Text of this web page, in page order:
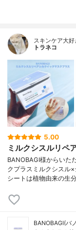
スキンケア大好
トラネコ
5.00
ミルクシスルリペ
BANOBAGI様からいた
クプラスミルクシスル
シートは植物由来の生
BANOBAGI(バ